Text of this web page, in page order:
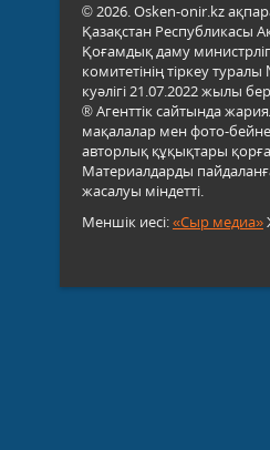
© 2026. Osken-onir.kz
Қазақстан Республикасы
Қоғамдық даму
комитетінің тіркеу
куәлігі 21.07.2022 жылы
® Агенттік сайтында
мақалалар мен фото-
авторлық құқықтары
Материалдарды
жасалуы міндетті.
Меншік иесі:«Сыр медиа»